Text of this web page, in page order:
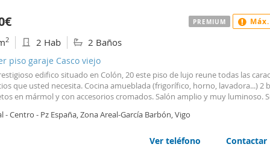
2 2 Hab 2 Baños
piso garaje Casco viejo
edifico situado en Colón, 20 este piso de lujo reune todas las
que usted necesita. Cocina amueblada (frigorífico, horno, lavadora...) 2
en mármol y con accesorios cromados. Salón amplio y muy luminoso.
Aislamiento acústico y térmico, caldera individual y agua caliente.
Gastos de comunidad incluidos. No se admiten mascotas. No busque
lo que necesita. Le esperamos en Colón, 20 - Vigo.
- Centro - Pz España, Zona Areal-García Barbón, Vigo
Ver teléfono Contactar
PREMIUM